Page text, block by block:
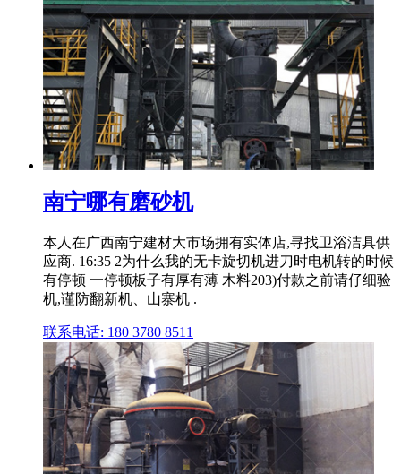
南宁哪有磨砂机
本人在广西南宁建材大市场拥有实体店,寻找卫浴洁具供
应商. 16:35 2为什么我的无卡旋切机进刀时电机转的时候
有停顿 一停顿板子有厚有薄 木料203)付款之前请仔细验
机,谨防翻新机、山寨机 .
联系电话: 180 3780 8511